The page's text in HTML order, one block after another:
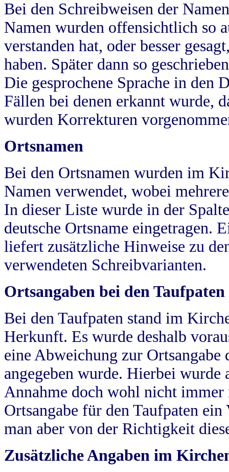
Bei den Schreibweisen der
Namen wurden offensichtlich so
verstanden hat, oder besser
haben. Später dann so
Die gesprochene Sprache in
Fällen bei denen erkannt wurde,
wurden Korrekturen
Ortsnamen
Bei den Ortsnamen wurden im
Namen verwendet, wobei
In dieser Liste wurde in der
deutsche Ortsname eingetragen.
liefert zusätzliche Hinweise zu
verwendeten Schreibvarianten.
Ortsangaben bei den Taufpaten
Bei den Taufpaten stand im
Herkunft. Es wurde deshalb
eine Abweichung zur
angegeben wurde. Hierbei wurde
Annahme doch wohl nicht
Ortsangabe für den Taufpaten
man aber von der Richtigkeit
Zusätzliche Angaben im